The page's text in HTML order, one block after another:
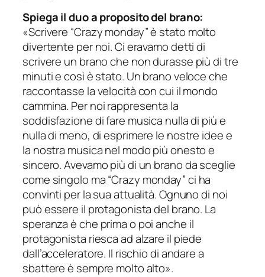
Spiega il duo a proposito del brano:
«Scrivere “Crazy monday” è stato molto
divertente per noi. Ci eravamo detti di
scrivere un brano che non durasse più di tre
minuti e così è stato. Un brano veloce che
raccontasse la velocità con cui il mondo
cammina. Per noi rappresenta la
soddisfazione di fare musica nulla di più e
nulla di meno, di esprimere le nostre idee e
la nostra musica nel modo più onesto e
sincero. Avevamo più di un brano da sceglie
come singolo ma “Crazy monday” ci ha
convinti per la sua attualità. Ognuno di noi
può essere il protagonista del brano. La
speranza è che prima o poi anche il
protagonista riesca ad alzare il piede
dall’acceleratore. Il rischio di andare a
sbattere è sempre molto alto».